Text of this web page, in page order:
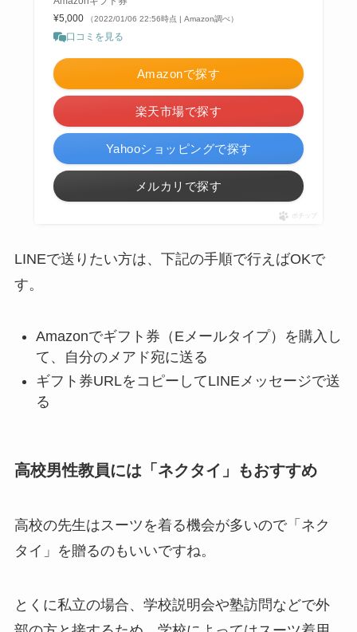
¥5,000
（2022/01/06 22:56時点 | Amazon調べ）
口コミを見る
Amazonで探す
楽天市場で探す
Yahooショッピングで探す
メルカリで探す
ポチップ
LINEで送りたい方は、下記の手順で行えばOKで
す。
Amazonでギフト券（Eメールタイプ）を購入し
て、自分のメアド宛に送る
ギフト券URLをコピーしてLINEメッセージで送
る
高校男性教員には「ネクタイ」もおすすめ
高校の先生はスーツを着る機会が多いので「ネク
タイ」を贈るのもいいですね。
とくに私立の場合、学校説明会や塾訪問などで外